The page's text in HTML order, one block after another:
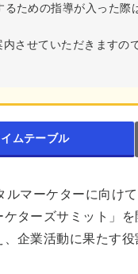
ための指導が入った際
させていただきますの
ムテーブル
マーケターに向け
ターズサミット」を
企業活動に果たす